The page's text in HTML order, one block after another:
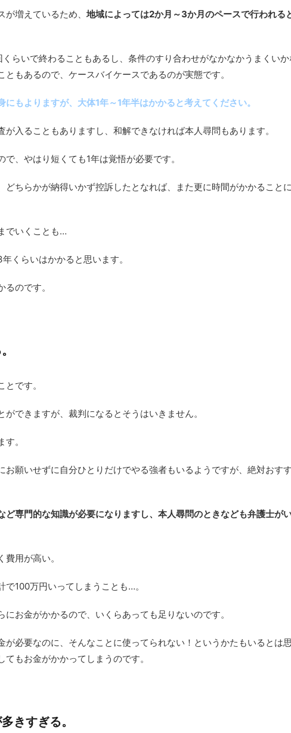
増えているため、 地域によっては2か月～3か月のペースで行われる
らいで終わることもあるし、条件のすり合わせがなかなかうまくいか
もあるので、ケースバイケースであるのが実態です。
にもよりますが、大体1年～1年半はかかると考えてください。
が入ることもありますし、和解できなければ本人尋問もあります。
、やはり短くても1年は覚悟が必要です。
どちらかが納得いかず控訴したとなれば、また更に時間がかかること
でいくことも…
くらいはかかると思います。
のです。
です。
できますが、裁判になるとそうはいきません。
。
お願いせずに自分ひとりだけでやる強者もいるようですが、絶対おす
ど専門的な知識が必要になりますし、本人尋問のときなども弁護士が
用が高い。
で100万円いってしまうことも…。
にお金がかかるので、いくらあっても足りないのです。
が必要なのに、そんなことに使ってられない！というかたもいるとは
もお金がかかってしまうのです。
きすぎる。